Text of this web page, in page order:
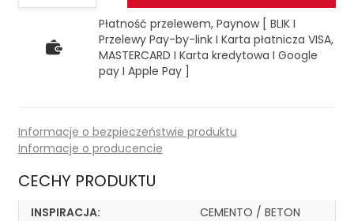
Płatność przelewem, Paynow [ BLIK I
Przelewy Pay-by-link I Karta płatnicza VISA,
MASTERCARD I Karta kredytowa I Google
pay I Apple Pay ]
Informacje o bezpieczeństwie produktu
Informacje o producencie
CECHY PRODUKTU
INSPIRACJA:
CEMENTO / BETON